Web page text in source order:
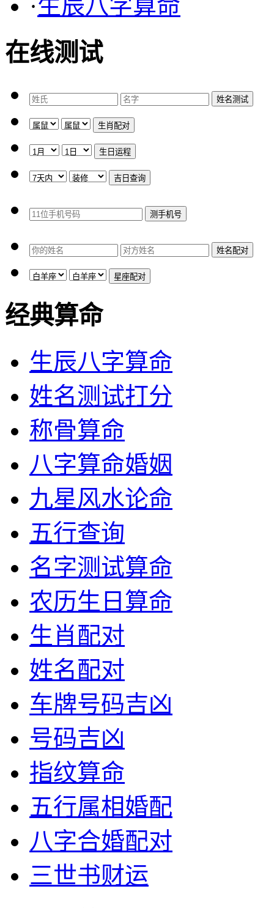
·生辰八字算命
在线测试
经典算命
生辰八字算命
姓名测试打分
称骨算命
八字算命婚姻
九星风水论命
五行查询
名字测试算命
农历生日算命
生肖配对
姓名配对
车牌号码吉凶
号码吉凶
指纹算命
五行属相婚配
八字合婚配对
三世书财运